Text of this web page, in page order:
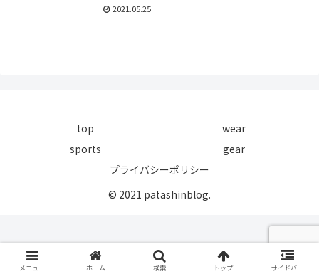
2021.05.25
top
wear
sports
gear
プライバシーポリシー
© 2021 patashinblog.
メニュー ホーム 検索 トップ サイドバー